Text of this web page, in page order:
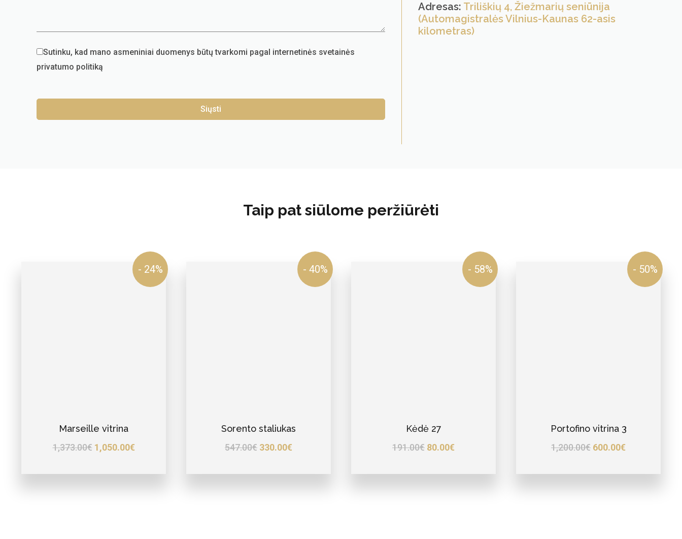
Sutinku, kad mano asmeniniai duomenys būtų tvarkomi pagal internetinės svetainės
privatumo politiką
Adresas: Triliškių 4, Žiežmarių seniūnija
(Automagistralės Vilnius-Kaunas 62-asis
kilometras)
Taip pat siūlome peržiūrėti
- 24%
Marseille vitrina
1,373.00€ 1,050.00€
- 40%
Sorento staliukas
547.00€ 330.00€
- 58%
Kėdė 27
191.00€ 80.00€
- 50%
Portofino vitrina 3
1,200.00€ 600.00€